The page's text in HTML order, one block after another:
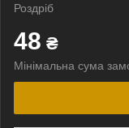
Роздріб
48 ₴
Мінімальна сума